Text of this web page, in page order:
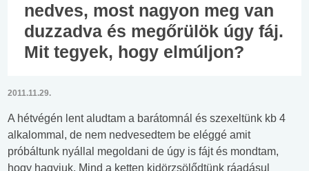
nedves, most nagyon meg van
duzzadva és megőrülök úgy fáj.
Mit tegyek, hogy elmúljon?
2011.11.29.
A hétvégén lent aludtam a barátomnál és szexeltünk kb 4
alkalommal, de nem nedvesedtem be eléggé amit
próbáltunk nyállal megoldani de úgy is fájt és mondtam,
hogy hagyjuk. Mind a ketten kidörzsölődtünk ráadásul